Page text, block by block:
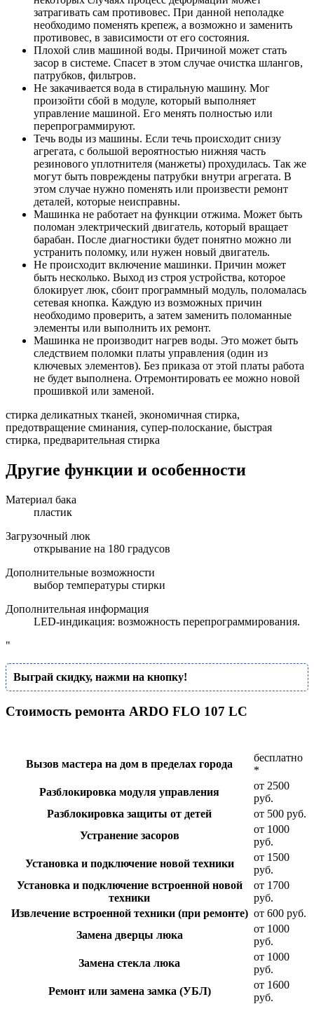
затрагивать сам противовес. При данной неполадке
необходимо поменять крепеж, а возможно и заменить
противовес, в зависимости от его состояния.
Плохой слив машиной воды. Причиной может стать
засор в системе. Спасет в этом случае очистка шлангов,
патрубков, фильтров.
Не закачивается вода в стиральную машину. Мог
произойти сбой в модуле, который выполняет
управление машиной. Его менять полностью или
перепрограммируют.
Течь воды из машины. Если течь происходит снизу
агрегата, с большой вероятностью нижняя часть
резинового уплотнителя (манжеты) прохудилась. Так же
могут быть повреждены патрубки внутри агрегата. В
этом случае нужно поменять или произвести ремонт
деталей, которые неисправны.
Машинка не работает на функции отжима. Может быть
поломан электрический двигатель, который вращает
барабан. После диагностики будет понятно можно ли
устранить поломку, или нужен новый двигатель.
Не происходит включение машинки. Причин может
быть несколько. Выход из строя устройства, которое
блокирует люк, сбоит программный модуль, поломалась
сетевая кнопка. Каждую из возможных причин
необходимо проверить, а затем заменить поломанные
элементы или выполнить их ремонт.
Машинка не производит нагрев воды. Это может быть
следствием поломки платы управления (один из
ключевых элементов). Без приказа от этой платы работа
не будет выполнена. Отремонтировать ее можно новой
прошивкой или заменой.
стирка деликатных тканей, экономичная стирка,
предотвращение сминания, супер-полоскание, быстрая
стирка, предварительная стирка
Другие функции и особенности
Материал бака
пластик
Загрузочный люк
открывание на 180 градусов
Дополнительные возможности
выбор температуры стирки
Дополнительная информация
LED-индикация: возможность перепрограммирования.
"
Выграй скидку, нажми на кнопку!
Стоимость ремонта ARDO FLO 107 LC
Вызов мастера на дом в пределах города
бесплатно
*
Разблокировка модуля управления
от 2500
руб.
Разблокировка защиты от детей
от 500 руб.
Устранение засоров
от 1000
руб.
Установка и подключение новой техники
от 1500
руб.
Установка и подключение встроенной новой
техники
от 1700
руб.
Извлечение встроенной техники (при ремонте) от 600 руб.
Замена дверцы люка
от 1000
руб.
Замена стекла люка
от 1000
руб.
Ремонт или замена замка (УБЛ)
от 1600
руб.